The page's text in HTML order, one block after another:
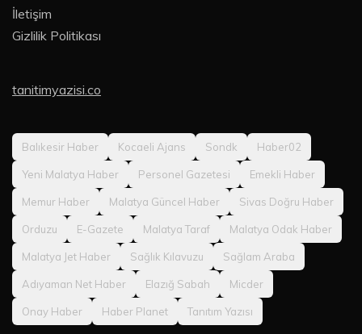
İletişim
Gizlilik Politikası
tanitimyazisi.co
Balıkesir Haber Kocaeli Ajans Sondk Haber02
Yeni Malatya Haber Personel Gazetesi Emekli Haber
Memur Haber Malatya Güncel Haber Sivas Doğru Haber
Orduzu E-Gazete Malatya Taraf Malatya Odak Haber
Malatya Jet Haber Sağlık Kılavuzu Sağlam Araba
Adıyaman Net Haber Elazığ Sabah Micder
Onay Haber Haber Planet Tanıtım Yazısı